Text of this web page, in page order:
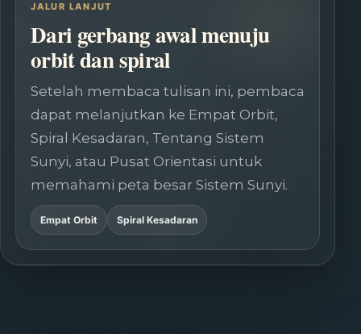
JALUR LANJUT
Dari gerbang awal menuju
orbit dan spiral
Setelah membaca tulisan ini, pembaca
dapat melanjutkan ke Empat Orbit,
Spiral Kesadaran, Tentang Sistem
Sunyi, atau Pusat Orientasi untuk
memahami peta besar Sistem Sunyi.
Empat Orbit Spiral Kesadaran